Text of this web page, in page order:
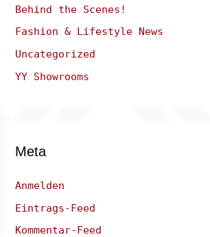
Behind the Scenes!
Fashion & Lifestyle News
Uncategorized
YY Showrooms
Meta
Anmelden
Eintrags-Feed
Kommentar-Feed